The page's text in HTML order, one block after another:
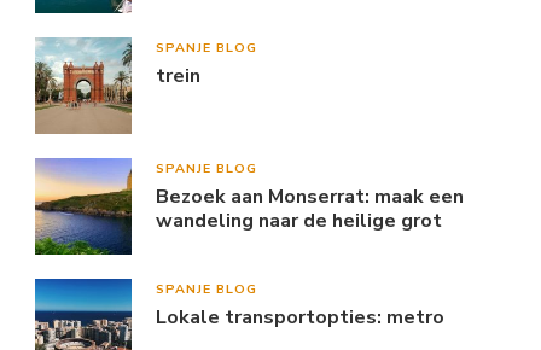
SPANJE BLOG
trein
SPANJE BLOG
Bezoek aan Monserrat: maak een
wandeling naar de heilige grot
SPANJE BLOG
Lokale transportopties: metro